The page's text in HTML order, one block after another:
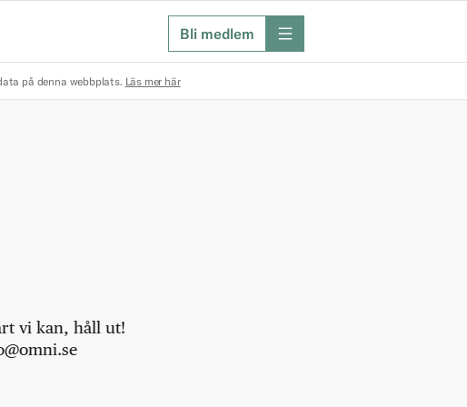
Bli medlem meny
på denna webbplats. Läs mer här
vi kan, håll ut!